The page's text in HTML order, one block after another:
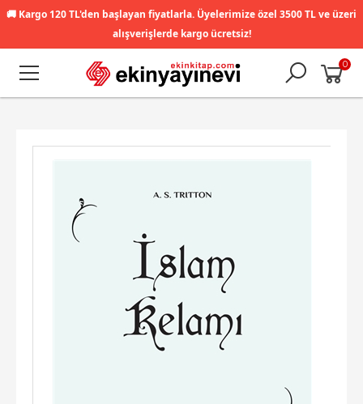
🚚 Kargo 120 TL'den başlayan fiyatlarla. Üyelerimize özel 3500 TL ve üzeri
alışverişlerde kargo ücretsiz!
0